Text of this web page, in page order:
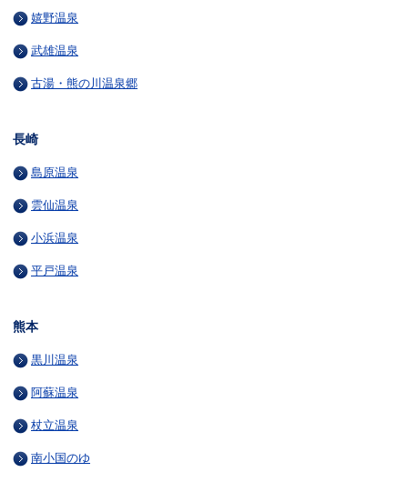
嬉野温泉
武雄温泉
古湯・熊の川温泉郷
長崎
島原温泉
雲仙温泉
小浜温泉
平戸温泉
熊本
黒川温泉
阿蘇温泉
杖立温泉
南小国のゆ